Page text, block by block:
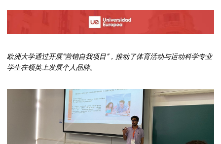
欧洲大学通过开展“营销自我项目”，推动了体育活动与运动科学专业
学生在领英上发展个人品牌。